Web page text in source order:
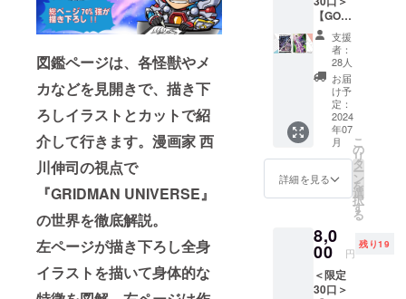
図鑑ページは、各怪獣やメ
カなどを見開きで、描き下
ろしイラストとカットで紹
介して行きます。漫画家 西
川伸司の視点で
『GRIDMAN UNIVERSE』
の世界を徹底解説。
左ページが描き下ろし全身
イラストを描いて身体的な
伸司の
怪獣解
説図
鑑』 ※
画集に
つい
て： ・
予定判
型：A4
ソフト
カバー
総頁/
オール
ジ ・収
録作品/
『SSSS
.GRIDM
に描き
下ろし
たイラ
ストを
使用し
たA4ク
リア
ファイ
ル ※新
作クリ
アファ
イル3種
セッ
ろし“新
作”の3
点をA4
クリア
ファイ
ルダー
が登
場！入
手出来
るのは
今回の
クラウ
ドファ
ンディ
ングの
み！
『グ
ス』“グ
リッド
マン
（Unive
rse
【GOO
DS ＋
図鑑➁
コー
ス】 作
品展用
に西川
伸司が
描き下
ろした
イラス
トを使
用した
B2ポス
登場！
作品展
描き下
ろしイ
ラスト
支援
者：
28人
お届
け予
定：
2024
年07
月
詳細を見る
こ
の
リ
タ
ー
ン
を
選
択
す
る
8,0
00 円
残り19
＜限定
30口＞